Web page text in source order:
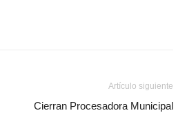
Artículo siguiente
Cierran Procesadora Municipal